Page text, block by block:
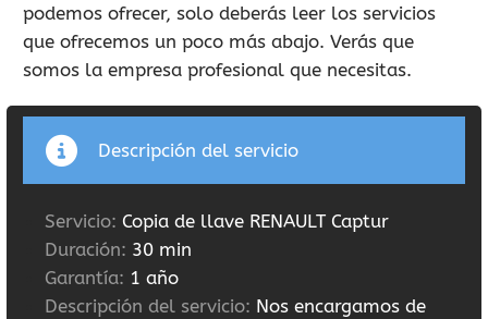
podemos ofrecer, solo deberás leer los servicios
que ofrecemos un poco más abajo. Verás que
somos la empresa profesional que necesitas.
Descripción del servicio
Servicio: Copia de llave RENAULT Captur
Duración: 30 min
Garantía: 1 año
Descripción del servicio: Nos encargamos de